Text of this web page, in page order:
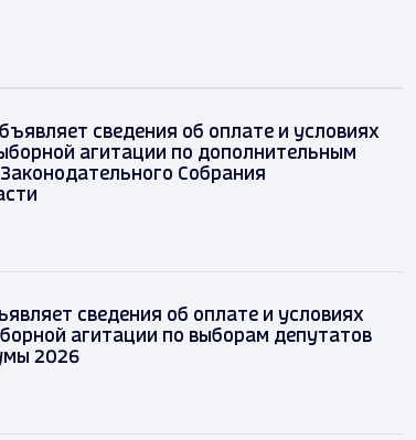
сведения об оплате и условиях
агитации по дополнительным
Собрания
сведения об оплате и условиях
агитации по выборам депутатов
2026